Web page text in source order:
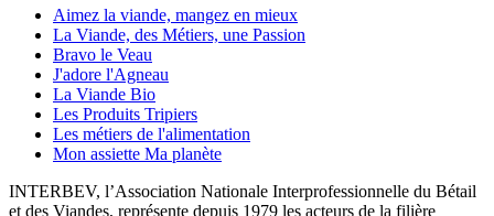
Aimez la viande, mangez en mieux
La Viande, des Métiers, une Passion
Bravo le Veau
J'adore l'Agneau
La Viande Bio
Les Produits Tripiers
Les métiers de l'alimentation
Mon assiette Ma planète
INTERBEV, l’Association Nationale Interprofessionnelle du Bétail
et des Viandes, représente depuis 1979 les acteurs de la filière